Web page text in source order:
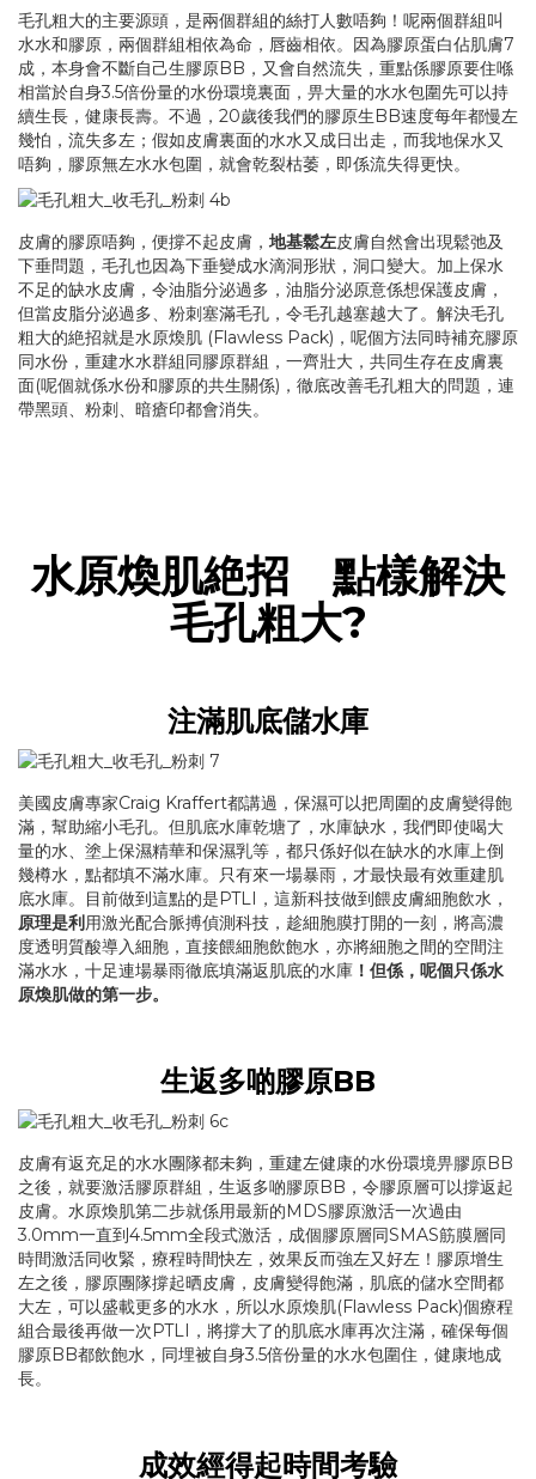
毛孔粗大的主要源頭，是兩個群組的絲打人數唔夠！呢兩個群組叫
水水和膠原，兩個群組相依為命，唇齒相依。因為膠原蛋白佔肌膚7
成，本身會不斷自己生膠原BB，又會自然流失，重點係膠原要住喺
相當於自身3.5倍份量的水份環境裏面，畀大量的水水包圍先可以持
續生長，健康長壽。不過，20歲後我們的膠原生BB速度每年都慢左
幾怕，流失多左；假如皮膚裏面的水水又成日出走，而我地保水又
唔夠，膠原無左水水包圍，就會乾裂枯萎，即係流失得更快。
皮膚的膠原唔夠，便撐不起皮膚， 地基鬆左皮膚自然會出現鬆弛及
下垂問題，毛孔也因為下垂變成水滴洞形狀，洞口變大。加上保水
不足的缺水皮膚，令油脂分泌過多，油脂分泌原意係想保護皮膚，
但當皮脂分泌過多、粉刺塞滿毛孔，令毛孔越塞越大了。解決毛孔
粗大的絶招就是水原煥肌 (Flawless Pack)，呢個方法同時補充膠原
同水份，重建水水群組同膠原群組，一齊壯大，共同生存在皮膚裏
面(呢個就係水份和膠原的共生關係)，徹底改善毛孔粗大的問題，連
帶黑頭、粉刺、暗瘡印都會消失。
水原煥肌絶招 點樣解決
毛孔粗大?
注滿肌底儲水庫
美國皮膚專家Craig Kraffert都講過，保濕可以把周圍的皮膚變得飽
滿，幫助縮小毛孔。但肌底水庫乾塘了，水庫缺水，我們即使喝大
量的水、塗上保濕精華和保濕乳等，都只係好似在缺水的水庫上倒
幾樽水，點都填不滿水庫。只有來一場暴雨，才最快最有效重建肌
底水庫。目前做到這點的是PTLI，這新科技做到餵皮膚細胞飲水，
原理是利 用激光配合脈搏偵測科技，趁細胞膜打開的一刻，將高濃
度透明質酸導入細胞，直接餵細胞飲飽水，亦將細胞之間的空間注
滿水水，十足連場暴雨徹底填滿返肌底的水庫 ！但係，呢個只係水
原煥肌做的第一步。
生返多啲膠原BB
皮膚有返充足的水水團隊都未夠，重建左健康的水份環境畀膠原BB
之後，就要激活膠原群組，生返多啲膠原BB，令膠原層可以撐返起
皮膚。水原煥肌第二步就係用最新的MDS膠原激活一次過由
3.0mm一直到4.5mm全段式激活，成個膠原層同SMAS筋膜層同
時間激活同收緊，療程時間快左，效果反而強左又好左！膠原增生
左之後，膠原團隊撐起晒皮膚，皮膚變得飽滿，肌底的儲水空間都
大左，可以盛載更多的水水，所以水原煥肌(Flawless Pack)個療程
組合最後再做一次PTLI，將撐大了的肌底水庫再次注滿，確保每個
膠原BB都飲飽水，同埋被自身3.5倍份量的水水包圍住，健康地成
長。
成效經得起時間考驗